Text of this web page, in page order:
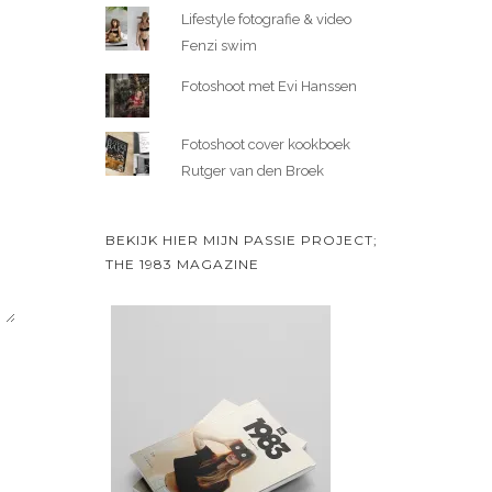
Lifestyle fotografie & video
Fenzi swim
Fotoshoot met Evi Hanssen
Fotoshoot cover kookboek
Rutger van den Broek
BEKIJK HIER MIJN PASSIE PROJECT;
THE 1983 MAGAZINE